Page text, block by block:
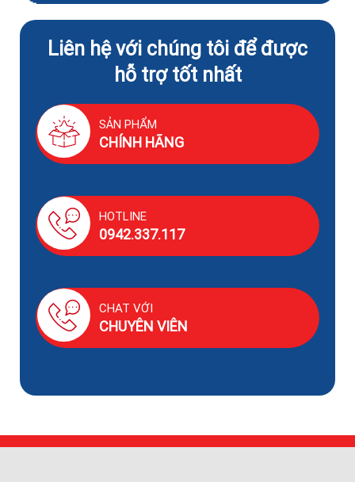
Liên hệ với chúng tôi để được
hỗ trợ tốt nhất
SẢN PHẨM
CHÍNH HÃNG
HOTLINE
0942.337.117
CHAT VỚI
CHUYÊN VIÊN